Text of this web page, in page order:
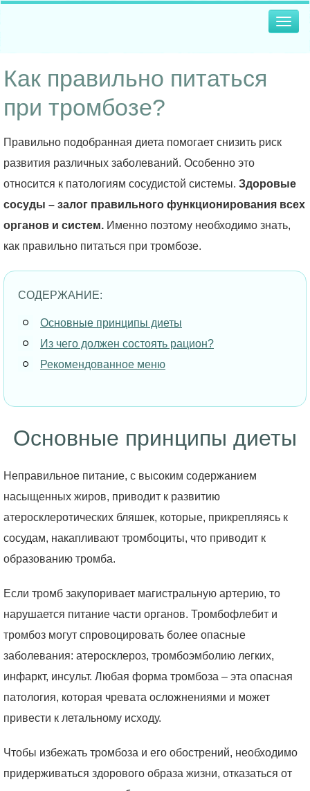
Как правильно питаться
при тромбозе?
Правильно подобранная диета помогает снизить риск
развития различных заболеваний. Особенно это
относится к патологиям сосудистой системы. Здоровые
сосуды – залог правильного функционирования всех
органов и систем. Именно поэтому необходимо знать,
как правильно питаться при тромбозе.
СОДЕРЖАНИЕ:
Основные принципы диеты
Из чего должен состоять рацион?
Рекомендованное меню
Основные принципы диеты
Неправильное питание, с высоким содержанием
насыщенных жиров, приводит к развитию
атеросклеротических бляшек, которые, прикрепляясь к
сосудам, накапливают тромбоциты, что приводит к
образованию тромба.
Если тромб закупоривает магистральную артерию, то
нарушается питание части органов. Тромбофлебит и
тромбоз могут спровоцировать более опасные
заболевания: атеросклероз, тромбоэмболию легких,
инфаркт, инсульт. Любая форма тромбоза – эта опасная
патология, которая чревата осложнениями и может
привести к летальному исходу.
Чтобы избежать тромбоза и его обострений, необходимо
придерживаться здорового образа жизни, отказаться от